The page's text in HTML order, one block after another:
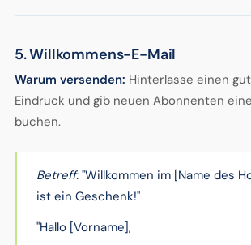
5. Willkommens-E-Mail
Warum versenden: Hinterlasse einen
Eindruck und gib neuen Abonnenten
buchen.
Betreff:"Willkommen im [Name des
ist ein Geschenk!"
"Hallo [Vorname],